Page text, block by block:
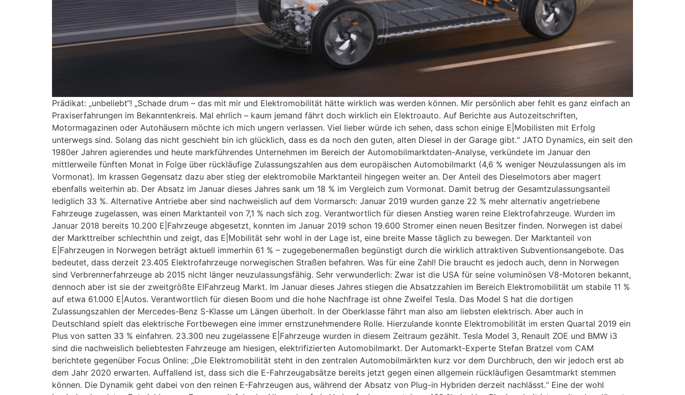
Prädikat: „unbeliebt“! „Schade drum – das mit mir und Elektromobilität hätte wirklich was werden können. Mir persönlich aber fehlt es ganz einfach an
Praxiserfahrungen im Bekanntenkreis. Mal ehrlich – kaum jemand fährt doch wirklich ein Elektroauto. Auf Berichte aus Autozeitschriften,
Motormagazinen oder Autohäusern möchte ich mich ungern verlassen. Viel lieber würde ich sehen, dass schon einige E|Mobilisten mit Erfolg
unterwegs sind. Solang das nicht geschieht bin ich glücklich, dass es da noch den guten, alten Diesel in der Garage gibt.“ JATO Dynamics, ein seit den
1980er Jahren agierendes und heute markführendes Unternehmen im Bereich der Automobilmarktdaten-Analyse, verkündete im Januar den
mittlerweile fünften Monat in Folge über rückläufige Zulassungszahlen aus dem europäischen Automobilmarkt (4,6 % weniger Neuzulassungen als im
Vormonat). Im krassen Gegensatz dazu aber stieg der elektromobile Marktanteil hingegen weiter an. Der Anteil des Dieselmotors aber magert
ebenfalls weiterhin ab. Der Absatz im Januar dieses Jahres sank um 18 % im Vergleich zum Vormonat. Damit betrug der Gesamtzulassungsanteil
lediglich 33 %. Alternative Antriebe aber sind nachweislich auf dem Vormarsch: Januar 2019 wurden ganze 22 % mehr alternativ angetriebene
Fahrzeuge zugelassen, was einen Marktanteil von 7,1 % nach sich zog. Verantwortlich für diesen Anstieg waren reine Elektrofahrzeuge. Wurden im
Januar 2018 bereits 10.200 E|Fahrzeuge abgesetzt, konnten im Januar 2019 schon 19.600 Stromer einen neuen Besitzer finden. Norwegen ist dabei
der Markttreiber schlechthin und zeigt, das E|Mobilität sehr wohl in der Lage ist, eine breite Masse täglich zu bewegen. Der Marktanteil von
E|Fahrzeugen in Norwegen beträgt aktuell immerhin 61 % – zugegebenermaßen begünstigt durch die wirklich attraktiven Subventionsangebote. Das
bedeutet, dass derzeit 23.405 Elektrofahrzeuge norwegischen Straßen befahren. Was für eine Zahl! Die braucht es jedoch auch, denn in Norwegen
sind Verbrennerfahrzeuge ab 2015 nicht länger neuzulassungsfähig. Sehr verwunderlich: Zwar ist die USA für seine voluminösen V8-Motoren bekannt,
dennoch aber ist sie der zweitgrößte ElFahrzeug Markt. Im Januar dieses Jahres stiegen die Absatzzahlen im Bereich Elektromobilität um stabile 11 %
auf etwa 61.000 E|Autos. Verantwortlich für diesen Boom und die hohe Nachfrage ist ohne Zweifel Tesla. Das Model S hat die dortigen
Zulassungszahlen der Mercedes-Benz S-Klasse um Längen überholt. In der Oberklasse fährt man also am liebsten elektrisch. Aber auch in
Deutschland spielt das elektrische Fortbewegen eine immer ernstzunehmendere Rolle. Hierzulande konnte Elektromobilität im ersten Quartal 2019 ein
Plus von satten 33 % einfahren. 23.300 neu zugelassene E|Fahrzeuge wurden in diesem Zeitraum gezählt. Tesla Model 3, Renault ZOE und BMW i3
sind die nachweislich beliebtesten Fahrzeuge am hiesigen, elektrifizierten Automobilmarkt. Der Automarkt-Experte Stefan Bratzel vom CAM
berichtete gegenüber Focus Online: „Die Elektromobilität steht in den zentralen Automobilmärkten kurz vor dem Durchbruch, den wir jedoch erst ab
dem Jahr 2020 erwarten. Auffallend ist, dass sich die E-Fahrzeugabsätze bereits jetzt gegen einen allgemein rückläufigen Gesamtmarkt stemmen
können. Die Dynamik geht dabei von den reinen E-Fahrzeugen aus, während der Absatz von Plug-in Hybriden derzeit nachlässt.“ Eine der wohl